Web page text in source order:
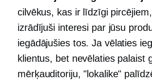
cilvēkus, kas ir līdzīgi
izrādījuši interesi par jūsu
iegādājušies tos. Ja vēlaties
klientus, bet nevēlaties palaist
mērķauditoriju, "lokalike"